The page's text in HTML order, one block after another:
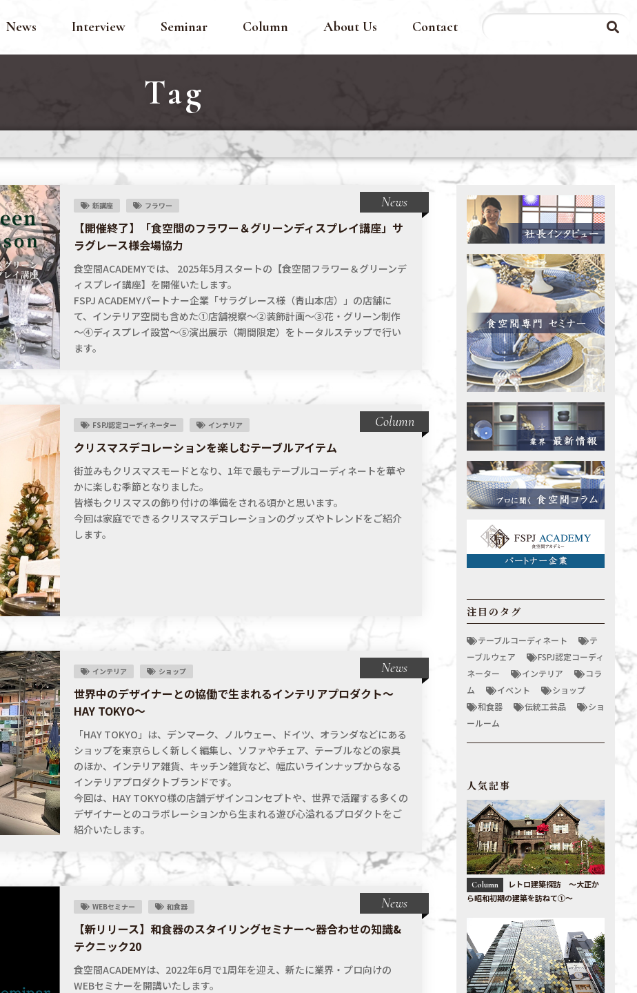
News Interview Seminar Column About Us Contact
Tag
新講座 フラワー
News
【開催終了】「食空間のフラワー＆グリーンディスプレイ講座」サ
ラグレース様会場協力
食空間ACADEMYでは、 2025年5月スタートの【食空間フラワー＆グリーンデ
ィスプレイ講座】を開催いたします。
FSPJ ACADEMYパートナー企業「サラグレース様（青山本店）」の店舗に
て、インテリア空間も含めた①店舗視察～②装飾計画～③花・グリーン制作
～④ディスプレイ設営～⑤演出展示（期間限定）をトータルステップで行い
ます。
FSPJ認定コーディネーター インテリア
Column
クリスマスデコレーションを楽しむテーブルアイテム
街並みもクリスマスモードとなり、1年で最もテーブルコーディネートを華や
かに楽しむ季節となりました。
皆様もクリスマスの飾り付けの準備をされる頃かと思います。
今回は家庭でできるクリスマスデコレーションのグッズやトレンドをご紹介
します。
インテリア ショップ
News
世界中のデザイナーとの協働で生まれるインテリアプロダクト〜
HAY TOKYO〜
「HAY TOKYO」は、デンマーク、ノルウェー、ドイツ、オランダなどにある
ショップを東京らしく新しく編集し、ソファやチェア、テーブルなどの家具
のほか、インテリア雑貨、キッチン雑貨など、幅広いラインナップからなる
インテリアプロダクトブランドです。
今回は、HAY TOKYO様の店舗デザインコンセプトや、世界で活躍する多くの
デザイナーとのコラボレーションから生まれる遊び心溢れるプロダクトをご
紹介いたします。
WEBセミナー 和食器
News
【新リリース】和食器のスタイリングセミナー〜器合わせの知識&
テクニック20
食空間ACADEMYは、2022年6月で1周年を迎え、新たに業界・プロ向けの
WEBセミナーを開講いたします。
注目のタグ
テーブルコーディネート
テ
ーブルウェア
FSPJ認定コーディ
ネーター
インテリア
コラ
ム
イベント
ショップ
和食器
伝統工芸品
ショ
ールーム
人気記事
Column
レトロ建築探訪 〜大正か
ら昭和初期の建築を訪ねて①〜